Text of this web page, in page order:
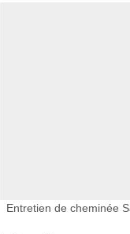
Entretien de cheminée